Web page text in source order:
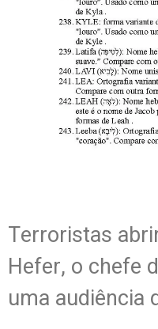
Terroristas
Hefer, o chefe
uma audiência